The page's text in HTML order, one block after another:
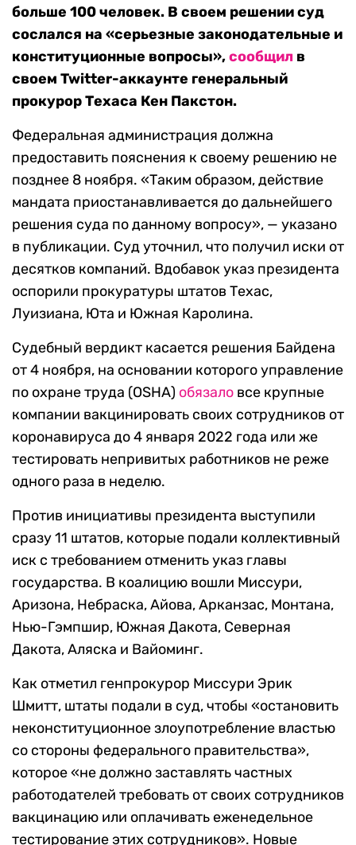
больше 100 человек. В своем решении суд
сослался на «серьезные законодательные и
конституционные вопросы»,сообщил в
своем Twitter-аккаунте генеральный
прокурор Техаса Кен Пакстон.
Федеральная администрация должна
предоставить пояснения к своему решению не
позднее 8 ноября. «Таким образом, действие
мандата приостанавливается до дальнейшего
решения суда по данному вопросу», — указано
в публикации. Суд уточнил, что получил иски от
десятков компаний. Вдобавок указ президента
оспорили прокуратуры штатов Техас,
Луизиана, Юта и Южная Каролина.
Судебный вердикт касается решения Байдена
от 4 ноября, на основании которого управление
по охране труда (OSHA) обязало все крупные
компании вакцинировать своих сотрудников от
коронавируса до 4 января 2022 года или же
тестировать непривитых работников не реже
одного раза в неделю.
Против инициативы президента выступили
сразу 11 штатов, которые подали коллективный
иск с требованием отменить указ главы
государства. В коалицию вошли Миссури,
Аризона, Небраска, Айова, Арканзас, Монтана,
Нью-Гэмпшир, Южная Дакота, Северная
Дакота, Аляска и Вайоминг.
Как отметил генпрокурор Миссури Эрик
Шмитт, штаты подали в суд, чтобы «остановить
неконституционное злоупотребление властью
со стороны федерального правительства»,
которое «не должно заставлять частных
работодателей требовать от своих сотрудников
вакцинацию или оплачивать еженедельное
тестирование этих сотрудников». Новые